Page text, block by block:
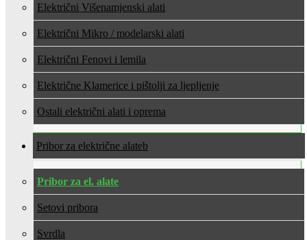
Električni Višenamjenski alati
Električni Mikro / modelarski alati
Električni Fenovi i lemila
Električne Klamerice i pištolji za ljepljenje
Ostali električni alati i oprema
Pribor za električne alate
Pribor za el. alate
Setovi pribora
Svrdla